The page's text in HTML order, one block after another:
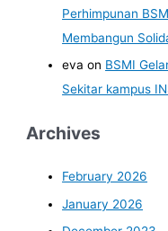
Perhimpunan
Membangun
eva on BSMI
Sekitar kampus
Archives
February 2026
January 2026